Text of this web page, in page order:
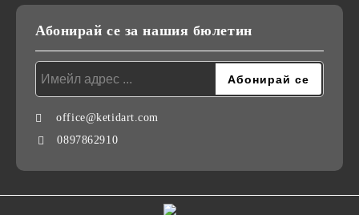
Абонирай се за нашия бюлетин
office@ketidart.com
0897862910